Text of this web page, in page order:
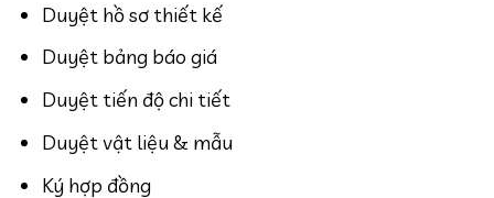
Duyệt hồ sơ thiết kế
Duyệt bảng báo giá
Duyệt tiến độ chi tiết
Duyệt vật liệu & mẫu
Ký hợp đồng